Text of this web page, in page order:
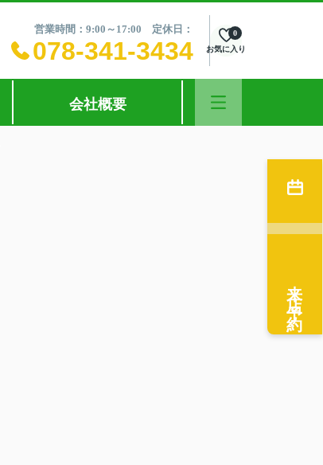
営業時間：9:00～17:00 定休日：
078-341-3434 お気に入り
0
会社概要
来店予約